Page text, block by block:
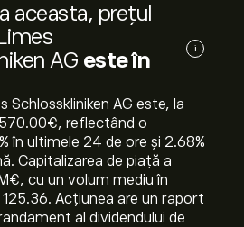
aceasta, prețul
AG este în
i
Schlosskliniken AG este, la
reflectând o
în ultimele 24 de ore și ‎2.68‎%
Capitalizarea de piață a
cu un volum mediu în
Acțiunea are un raport
al dividendului de